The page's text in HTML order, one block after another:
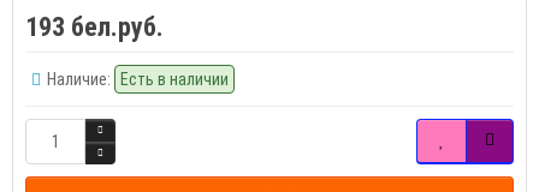
193 бел.руб.
Наличие: Есть в наличии